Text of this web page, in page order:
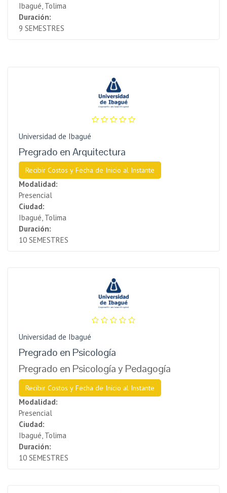
Ibagué, Tolima
Duración:
9 SEMESTRES
Universidad de Ibagué
Pregrado en Arquitectura
Recibir Costos y Fecha de Inicio al Instante
Modalidad:
Presencial
Ciudad:
Ibagué, Tolima
Duración:
10 SEMESTRES
Universidad de Ibagué
Pregrado en Psicología
Pregrado en Psicología y Pedagogía
Recibir Costos y Fecha de Inicio al Instante
Modalidad:
Presencial
Ciudad:
Ibagué, Tolima
Duración:
10 SEMESTRES